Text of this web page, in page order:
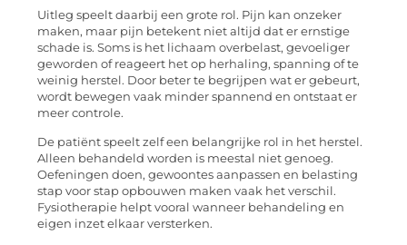
Uitleg speelt daarbij een grote rol. Pijn kan onzeker
maken, maar pijn betekent niet altijd dat er ernstige
schade is. Soms is het lichaam overbelast, gevoeliger
geworden of reageert het op herhaling, spanning of te
weinig herstel. Door beter te begrijpen wat er gebeurt,
wordt bewegen vaak minder spannend en ontstaat er
meer controle.
De patiënt speelt zelf een belangrijke rol in het herstel.
Alleen behandeld worden is meestal niet genoeg.
Oefeningen doen, gewoontes aanpassen en belasting
stap voor stap opbouwen maken vaak het verschil.
Fysiotherapie helpt vooral wanneer behandeling en
eigen inzet elkaar versterken.